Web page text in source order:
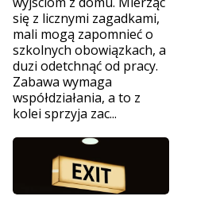
się z licznymi zagadkami,
mali mogą zapomnieć o
szkolnych obowiązkach, a
duzi odetchnąć od pracy.
Zabawa wymaga
współdziałania, a to z
kolei sprzyja zac...